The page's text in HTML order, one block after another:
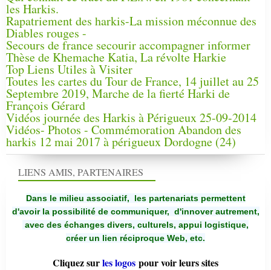
les Harkis.
Rapatriement des harkis-La mission méconnue des
Diables rouges -
Secours de france secourir accompagner informer
Thèse de Khemache Katia, La révolte Harkie
Top Liens Utiles à Visiter
Toutes les cartes du Tour de France, 14 juillet au 25
Septembre 2019, Marche de la fierté Harki de
François Gérard
Vidéos journée des Harkis à Périgueux 25-09-2014
Vidéos- Photos - Commémoration Abandon des
harkis 12 mai 2017 à périgueux Dordogne (24)
LIENS AMIS, PARTENAIRES
Dans le milieu associatif, les partenariats permettent
d'avoir la possibilité de communiquer, d'innover autrement,
avec des échanges divers, culturels, appui logistique,
créer un lien réciproque Web, etc.
Cliquez surles logos pour voir leurs sites